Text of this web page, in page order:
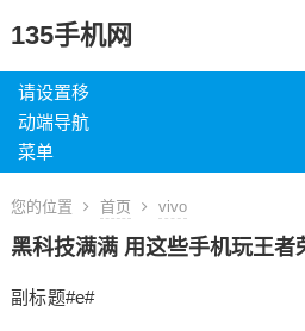
135手机网
请设置移
动端导航
菜单
您的位置 首页 vivo
黑科技满满 用这些手机玩王者
副标题#e#